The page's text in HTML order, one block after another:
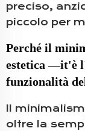
preciso,
piccolo per
Perché il
estetica—it'è
funzionalità
Il
oltre la